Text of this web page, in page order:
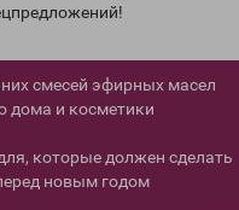
смесей эфирных масел
дома и косметики
которые должен сделать
новым годом